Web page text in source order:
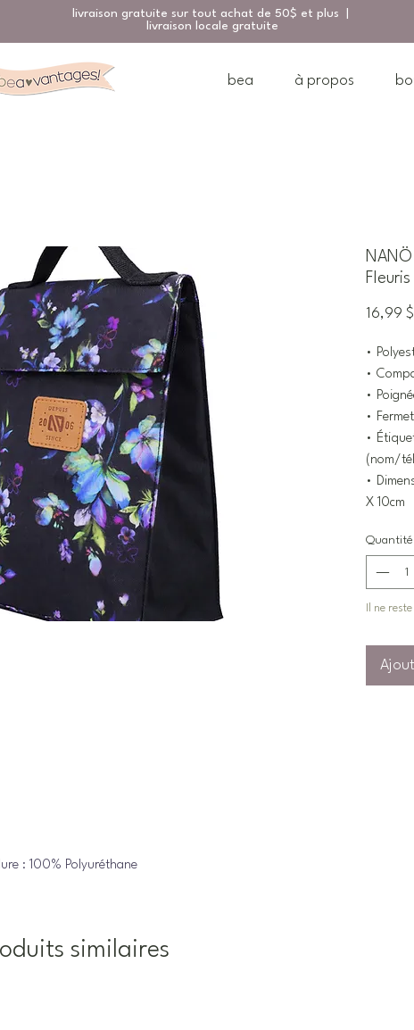
livraison gratuite sur tout achat de 50$ et plus |
livraison locale gratuite
bea à propos
Fleuris
16,99 $
•
•
•
•
•
(nom/
•
X 10cm
Quantité
Il ne
: 100% Polyuréthane
similaires